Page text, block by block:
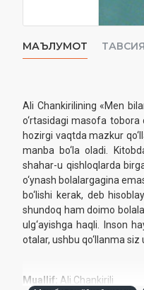
МАЪЛУМОТ ТАВСИЯ
Ali Chankirilining «Men
o‘rtasidagi masofa tobora
hozirgi vaqtda mazkur
manba bo‘la oladi.
shahar-u qishloqlarda
o‘ynash bolalargagina
bo‘lishi kerak, deb
shundoq ham doimo
ulg‘ayishga haqli. Inson
otalar, ushbu qo‘llanma siz
Muallif: Ali Chankirili